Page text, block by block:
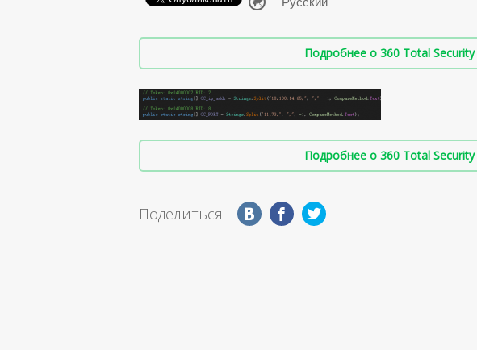
Подробнее о 360 Total Security
Подробнее о 360 Total Security
Поделиться: